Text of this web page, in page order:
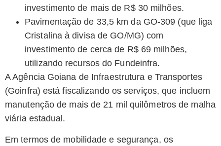
investimento de mais de R$ 30 milhões.
Pavimentação de 33,5 km da GO-309 (que liga
Cristalina à divisa de GO/MG) com
investimento de cerca de R$ 69 milhões,
utilizando recursos do Fundeinfra.
A Agência Goiana de Infraestrutura e Transportes
(Goinfra) está fiscalizando os serviços, que incluem
manutenção de mais de 21 mil quilômetros de malha
viária estadual.
Em termos de mobilidade e segurança, os